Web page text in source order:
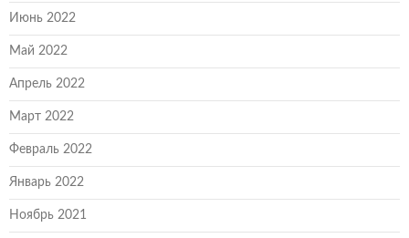
Июнь 2022
Май 2022
Апрель 2022
Март 2022
Февраль 2022
Январь 2022
Ноябрь 2021